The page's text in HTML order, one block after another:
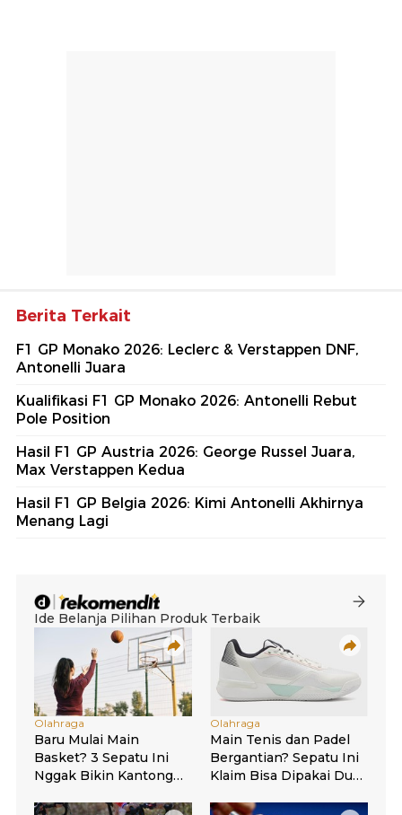
Berita Terkait
F1 GP Monako 2026: Leclerc & Verstappen DNF,
Antonelli Juara
Kualifikasi F1 GP Monako 2026: Antonelli Rebut
Pole Position
Hasil F1 GP Austria 2026: George Russel Juara,
Max Verstappen Kedua
Hasil F1 GP Belgia 2026: Kimi Antonelli Akhirnya
Menang Lagi